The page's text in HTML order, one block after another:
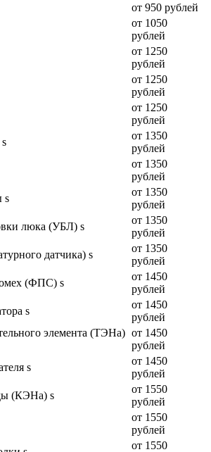
от 950 рублей
от 1050
рублей
от 1250
рублей
от 1250
рублей
от 1250
рублей
от 1350
рублей
от 1350
рублей
s
от 1350
рублей
люка (УБЛ) s
от 1350
рублей
датчика) s
от 1350
рублей
(ФПС) s
от 1450
рублей
s
от 1450
рублей
элемента (ТЭНа) от 1450
рублей
s
от 1450
рублей
(КЭНа) s
от 1550
рублей
от 1550
рублей
от 1550